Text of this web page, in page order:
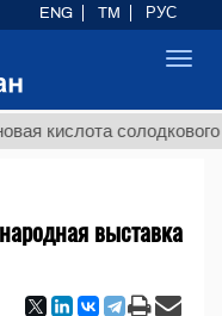
солодкового корня
выставка
ENG TM РУС